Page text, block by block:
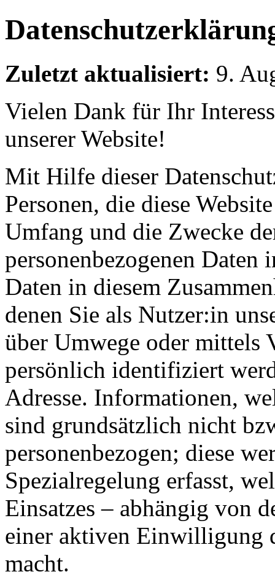
Zuletzt aktualisiert: 9.
Vielen Dank für Ihr
unserer Website!
Mit Hilfe dieser
Personen, die diese
Umfang und die Zwecke
personenbezogenen Daten
Daten in diesem
denen Sie als Nutzer:in
über Umwege oder mittels
persönlich identifiziert
Adresse. Informationen,
sind grundsätzlich nicht
personenbezogen; diese
Spezialregelung erfasst,
Einsatzes – abhängig von
einer aktiven Einwilligung
macht.